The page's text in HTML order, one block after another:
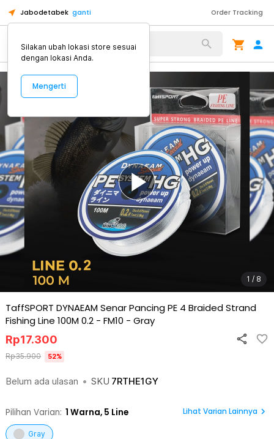
Jabodetabek ganti Order Tracking
Alat Kopi
1 / 8
TaffSPORT DYNAEAM Senar Pancing PE 4 Braided Strand
Fishing Line 100M 0.2 - FM10 - Gray
Belum ada ulasan • SKU 7RTHE1GY
Rp17.300
Rp35.900 52%
Pilihan Varian: 1 Warna, 5 Line Lihat Varian Lainnya
Gray
Silakan ubah lokasi store sesuai
dengan lokasi Anda.
Mengerti